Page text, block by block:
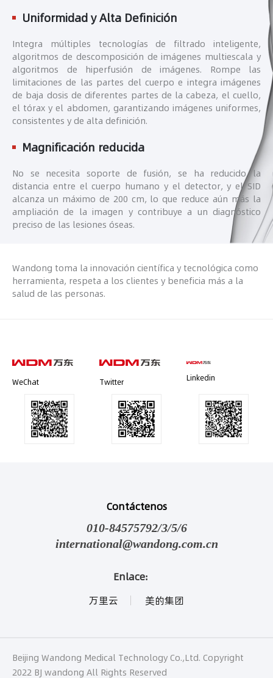
Uniformidad y Alta Definición
Integra múltiples tecnologías de filtrado inteligente,
algoritmos de descomposición de imágenes multiescala y
algoritmos de hiperfusión de imágenes. Rompe las
limitaciones de las partes del cuerpo e integra imágenes
de baja dosis de diferentes partes de la cabeza, el cuello,
el tórax y el abdomen, garantizando imágenes uniformes,
consistentes y de alta definición.
Magnificación reducida
No se necesita soporte de fusión, se ha reducido la
distancia entre el cuerpo humano y el detector, y el SID
alcanza un máximo de 200 cm, lo que reduce aún más la
ampliación de la imagen y contribuye a un diagnóstico
preciso de las lesiones óseas.
Wandong toma la innovación científica y tecnológica como
herramienta, respeta a los clientes y beneficia más a la
salud de las personas.
WeChat Twitter Linkedin
Contáctenos
010-84575792/3/5/6
international@wandong.com.cn
Enlace:
万里云
美的集团
Beijing Wandong Medical Technology Co.,Ltd. Copyright
2022 BJ wandong All Rights Reserved